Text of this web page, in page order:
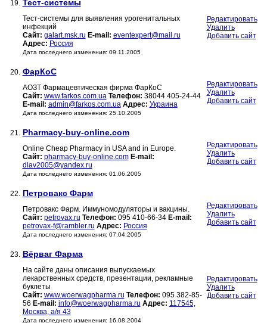
19. Тест-системы
Тест-системы для выявления урогенитальных
инфекций
Сайт: galart.msk.ru E-mail: eventexpert@mail.ru
Адрес: Россия
Дата последнего изменения: 09.11.2005
Редактировать
Удалить
Добавить сайт
20. ФарКоС
АОЗТ Фармацевтическая фирма ФарКоС
Сайт: www.farkos.com.ua Телефон: 38044 405-24-44
E-mail: admin@farkos.com.ua Адрес: Украина
Дата последнего изменения: 25.10.2005
Редактировать
Удалить
Добавить сайт
21. Pharmacy-buy-online.com
Online Cheap Pharmacy in USA and in Europe.
Сайт: pharmacy-buy-online.com E-mail:
dlav2005@yandex.ru
Дата последнего изменения: 01.06.2005
Редактировать
Удалить
Добавить сайт
22. Петровакс Фарм
Петровакс Фарм. Иммуномодуляторы и вакцины.
Сайт: petrovax.ru Телефон: 095 410-66-34 E-mail:
petrovax-f@rambler.ru Адрес: Россия
Дата последнего изменения: 07.04.2005
Редактировать
Удалить
Добавить сайт
23. Вёрваг Фарма
На сайте даны описания выпускаемых
лекарственных средств, презентации, рекламные
буклеты
Сайт: www.woerwagpharma.ru Телефон: 095 382-85-
56 E-mail: info@woerwagpharma.ru Адрес: 117545,
Москва, а/я 43
Дата последнего изменения: 16.08.2004
Редактировать
Удалить
Добавить сайт